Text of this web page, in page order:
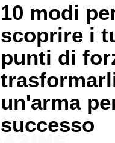
10 modi
scoprire i
punti di
un'arma
successo